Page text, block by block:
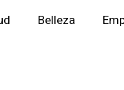
Belleza